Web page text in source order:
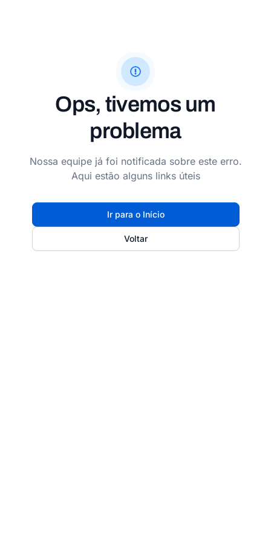
Ops, tivemos um
problema
Nossa equipe já foi notificada sobre este erro.
Aqui estão alguns links úteis
Ir para o Início
Voltar